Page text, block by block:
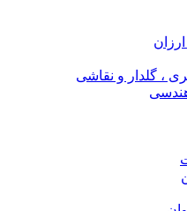
، گلدار و نقاشی